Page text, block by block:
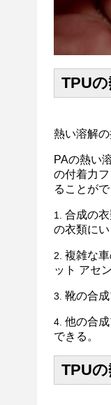
TPU
熱い溶解
PAの熱い
の付着力
ることがで
1. 合成の
の衣類に
2. 複雑な
ット アセ
3. 靴の合
4. 他の合
できる。
TPU